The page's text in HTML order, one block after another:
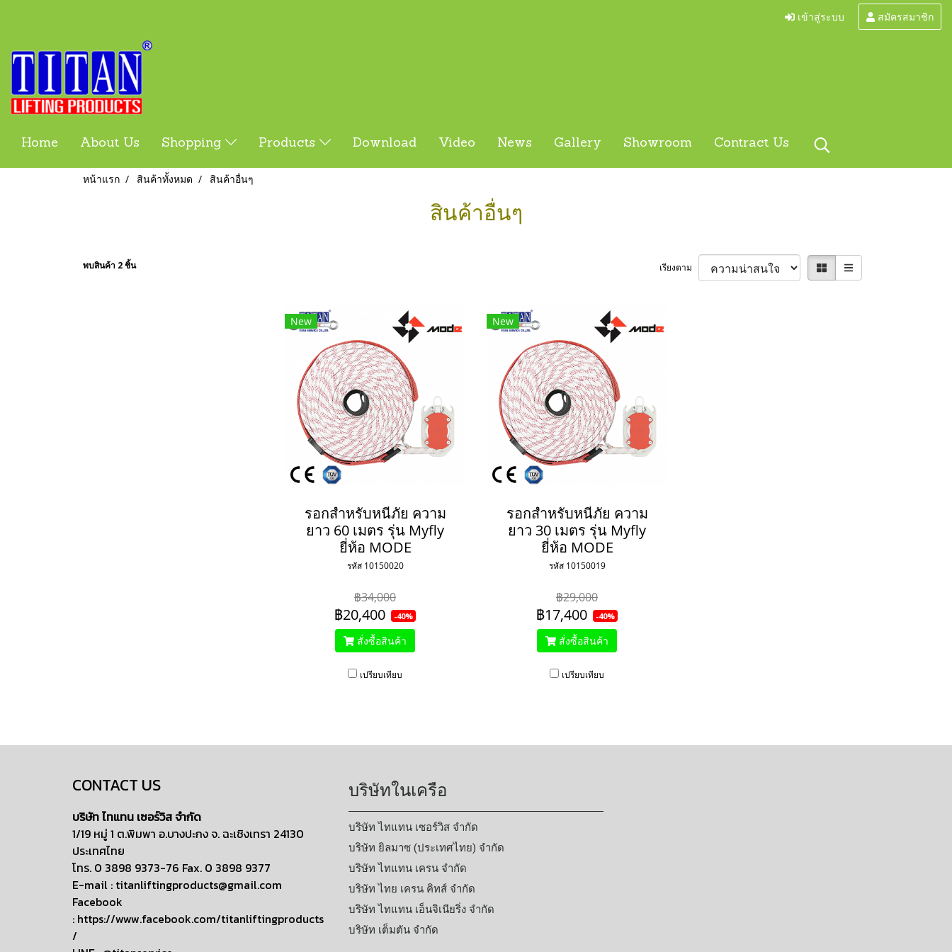
เข้าสู่ระบบ สมัครสมาชิก
Home About Us Shopping Products Download Video News Gallery Showroom Contract Us
หน้าแรก สินค้าทั้งหมด สินค้าอื่นๆ
สินค้าอื่นๆ
พบสินค้า 2 ชิ้น เรียงตาม
New
รอกสำหรับหนีภัย ความ
ยาว 60 เมตร รุ่น Myfly
ยี่ห้อ MODE
รหัส 10150020
฿34,000
฿20,400 -40%
สั่งซื้อสินค้า
เปรียบเทียบ
New
รอกสำหรับหนีภัย ความ
ยาว 30 เมตร รุ่น Myfly
ยี่ห้อ MODE
รหัส 10150019
฿29,000
฿17,400 -40%
สั่งซื้อสินค้า
เปรียบเทียบ
CONTACT US
บริษัท ไทแทน เซอร์วิส จำกัด
1/19 หมู่ 1 ต.พิมพา อ.บางปะกง จ. ฉะเชิงเทรา 24130
ประเทศไทย
โทร. 0 3898 9373-76 Fax. 0 3898 9377
E-mail : titanliftingproducts@gmail.com
Facebook
: https://www.facebook.com/titanliftingproducts
/
บริษัทในเครือ
บริษัท ไทแทน เซอร์วิส จำกัด
บริษัท ยิลมาซ (ประเทศไทย) จำกัด
บริษัท ไทแทน เครน จำกัด
บริษัท ไทย เครน คิทส์ จำกัด
บริษัท ไทแทน เอ็นจิเนียริ่ง จำกัด
บริษัท เต็มตัน จำกัด